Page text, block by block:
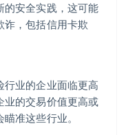
的安全实践，这可能
，包括信用卡欺
业的企业面临更高
业的交易价值更高或
准这些行业。